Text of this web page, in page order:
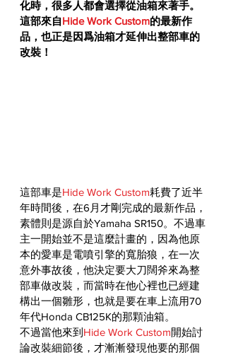
化時，很多人都會選擇從油箱來著手。
這部來自Hide Work Custom的最新作
品，也正是因爲油箱才延伸出整部車的
改裝！
這部車是Hide Work Custom耗費了近半
年時間後，在6月才剛完成的最新作品，
素體則是源自於Yamaha SR150。不過車
主一開始並不是這麼計畫的，因為他原
本的愛車是電噴引擎的寬胎狼，在一次
意外事故後，他決定要大刀闊斧來為整
部車做改裝，而當時在他心裡也已經建
構出一個雛形，也就是要在車上流用70
年代Honda CB125K的那顆油箱。
不過當他來到 Hide Work Custom開始討
論改裝細節後，才漸漸發現他要的那個